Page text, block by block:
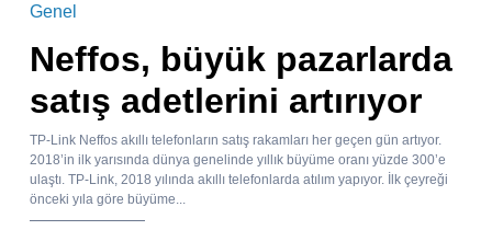
Genel
Neffos, büyük pazarlarda
satış adetlerini artırıyor
TP-Link Neffos akıllı telefonların satış rakamları her geçen gün artıyor.
2018’in ilk yarısında dünya genelinde yıllık büyüme oranı yüzde 300’e
ulaştı. TP-Link, 2018 yılında akıllı telefonlarda atılım yapıyor. İlk çeyreği
önceki yıla göre büyüme...